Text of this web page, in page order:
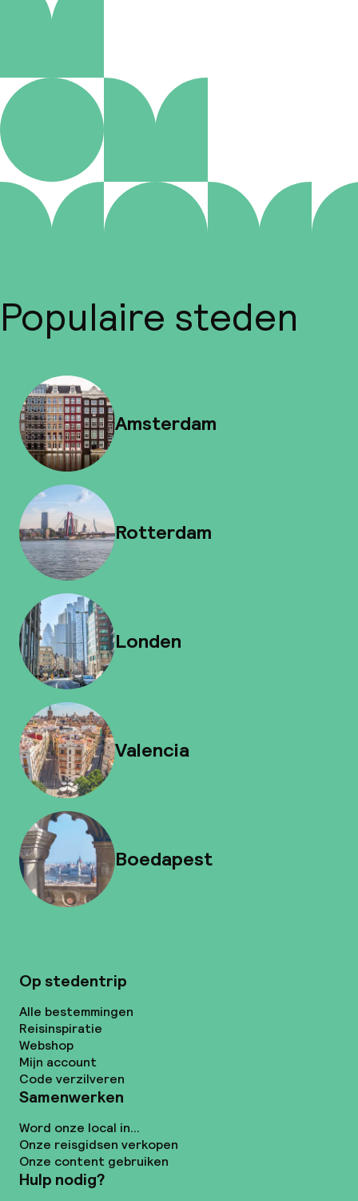
Populaire steden
Amsterdam
Rotterdam
Londen
Valencia
Boedapest
Op stedentrip
Alle bestemmingen
Reisinspiratie
Webshop
Mijn account
Code verzilveren
Samenwerken
Word onze local in...
Onze reisgidsen verkopen
Onze content gebruiken
Hulp nodig?